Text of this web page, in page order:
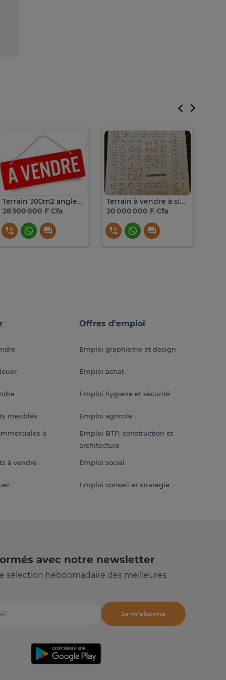
Terrain 300m2 angle à vendre à Saly
28 500 000 F Cfa
Terrain à vendre à sicap keur massar
20 000 000 F Cfa
meublés
à
à vendre
Offres d'emploi
Emploi graphisme et design
Emploi achat
Emploi hygiène et sécurité
Emploi agricole
Emploi BTP, construction et
architecture
Emploi social
Emploi conseil et stratégie
avec notre newsletter
sélection hebdomadaire des meilleures
Je m'abonne